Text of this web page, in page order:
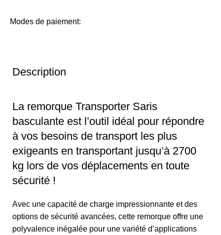
Modes de paiement:
Description
La remorque Transporter Saris
basculante est l’outil idéal pour répondre
à vos besoins de transport les plus
exigeants en transportant jusqu’à 2700
kg lors de vos déplacements en toute
sécurité !
Avec une capacité de charge impressionnante et des
options de sécurité avancées, cette remorque offre une
polyvalence inégalée pour une variété d’applications